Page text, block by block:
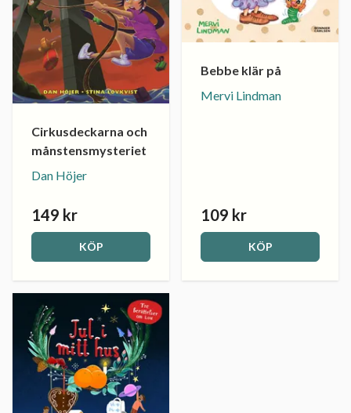
Cirkusdeckarna och
månstensmysteriet
Dan Höjer
149 kr
KÖP
Bebbe klär på
Mervi Lindman
109 kr
KÖP